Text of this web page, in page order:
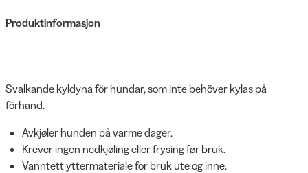
Produktinformasjon
Svalkande kyldyna för hundar, som inte behöver kylas på
förhand.
Avkjøler hunden på varme dager.
Krever ingen nedkjøling eller frysing før bruk.
Vanntett yttermateriale for bruk ute og inne.